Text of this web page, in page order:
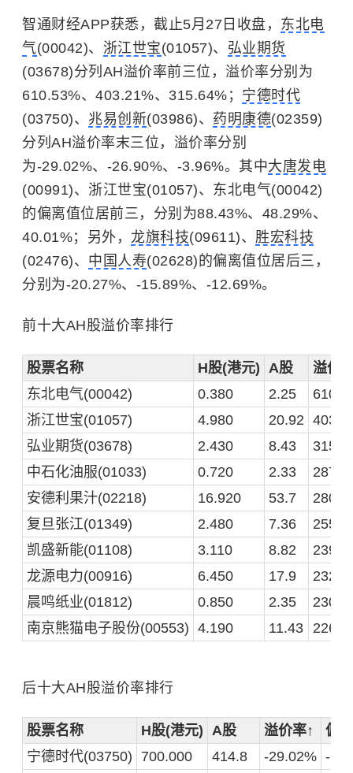
智通财经APP获悉，截止5月27日收盘， 东北电
气(00042)、 浙江世宝(01057)、 弘业期货
(03678)分列AH溢价率前三位，溢价率分别为
610.53%、403.21%、315.64%； 宁德时代
(03750)、 兆易创新(03986)、 药明康德(02359)
分列AH溢价率末三位，溢价率分别
为-29.02%、-26.90%、-3.96%。其中大唐发电
(00991)、浙江世宝(01057)、东北电气(00042)
的偏离值位居前三，分别为88.43%、48.29%、
40.01%；另外， 龙旗科技(09611)、 胜宏科技
(02476)、 中国人寿(02628)的偏离值位居后三，
分别为-20.27%、-15.89%、-12.69%。
前十大AH股溢价率排行
股票名称 H股(港元) A股
溢价
东北电气(00042)
0.380 2.25
浙江世宝(01057)
4.980 20.92
弘业期货(03678)
2.430 8.43
中石化油服(01033)
0.720 2.33
安德利果汁(02218)
16.920 53.7
复旦张江(01349)
2.480 7.36
凯盛新能(01108)
3.110 8.82
龙源电力(00916)
6.450 17.9
晨鸣纸业(01812)
0.850 2.35
南京熊猫电子股份(00553) 4.190 11.43
后十大AH股溢价率排行
股票名称 H股(港元) A股 溢价率↑
偏
宁德时代(03750)
700.000 414.8 -29.02% -